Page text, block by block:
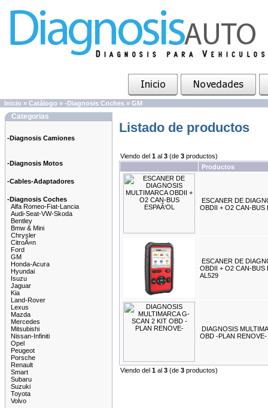
Inicio » Catálogo » -Diagnosis Coches » GM
Categorias
-Diagnosis Camiones
-Diagnosis Motos
-Cables-Adaptadores
-Diagnosis Coches
Alfa Romeo-Fiat-Lancia
Audi-Seat-VW-Skoda
Bentley
Bmw & Mini
Chrysler
CitroÃ«n
Ford
GM
Honda-Acura
Hyundai
Isuzu
Jaguar
Kia
Land-Rover
Lexus
Mazda
Mercedes
Mitsubishi
Nissan-Infiniti
Opel
Peugeot
Porsche
Renault
Smart
Subaru
Suzuki
Toyota
Volvo
Listado de productos
Viendo del 1 al 3 (de 3 productos)
Productos
ESCANER DE
OBDII + O2 CAN-BUS
ESCANER DE
OBDII + O2 CAN-BUS
AL529
DIAGNOSIS
OBD -PLAN RENOVE-
Viendo del 1 al 3 (de 3 productos)